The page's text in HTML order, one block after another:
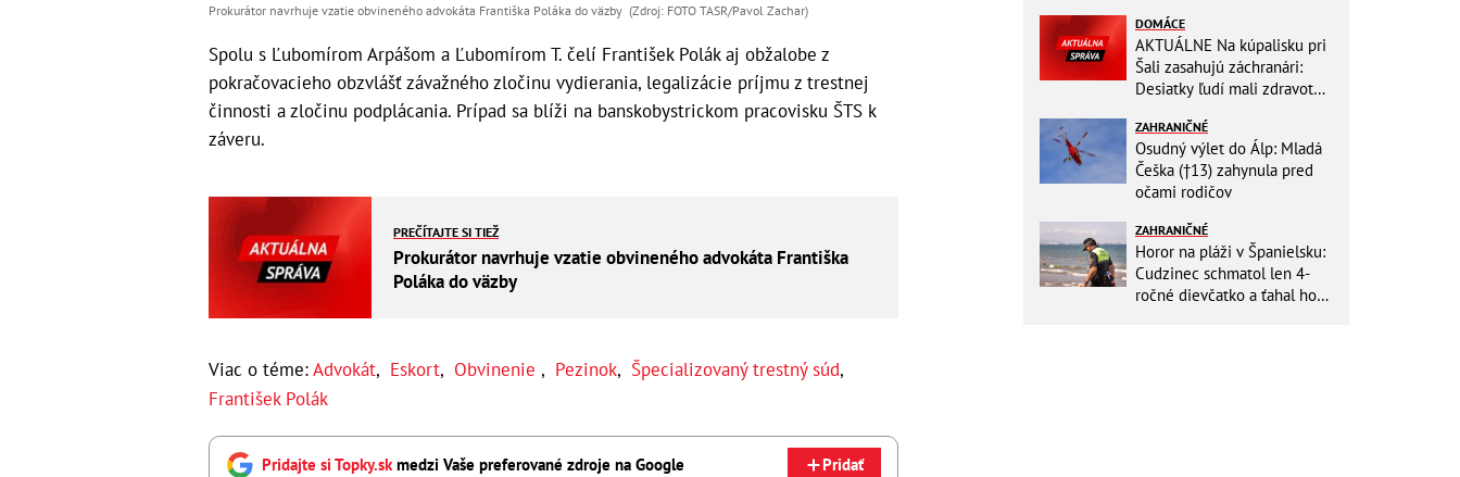
Prokurátor navrhuje vzatie obvineného advokáta Františka Poláka do väzby (Zdroj: FOTO TASR/Pavol Zachar)
Spolu s Ľubomírom Arpášom a Ľubomírom T. čelí František Polák aj obžalobe z
pokračovacieho obzvlášť závažného zločinu vydierania, legalizácie príjmu z trestnej
činnosti a zločinu podplácania. Prípad sa blíži na banskobystrickom pracovisku ŠTS k
záveru.
PREČÍTAJTE SI TIEŽ
Prokurátor navrhuje vzatie obvineného advokáta Františka
Poláka do väzby
Viac o téme:Advokát, Eskort, Obvinenie , Pezinok, Špecializovaný trestný súd,
František Polák
Pridajte si Topky.sk medzi Vaše preferované zdroje na Google Pridať
vošla do...
DOMÁCE
AKTUÁLNE Na kúpalisku pri
Šali zasahujú záchranári:
Desiatky ľudí mali zdravotné
ZAHRANIČNÉ
Osudný výlet do Álp: Mladá
Češka (†13) zahynula pred
očami rodičov
ZAHRANIČNÉ
Horor na pláži v Španielsku:
Cudzinec schmatol len 4-
ročné dievčatko a ťahal ho